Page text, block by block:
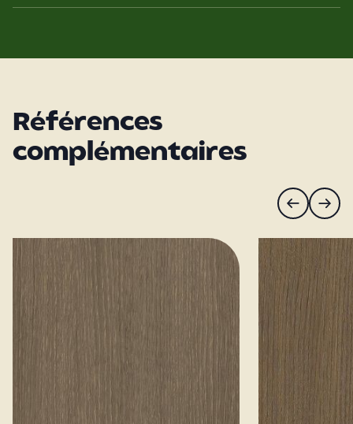
Références
complémentaires